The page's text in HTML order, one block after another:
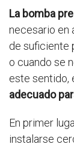
La bomba
necesario en
de suficiente
o cuando se
este sentido,
adecuado
En primer
instalarse